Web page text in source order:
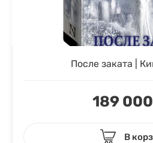
После заката |
189 000
В